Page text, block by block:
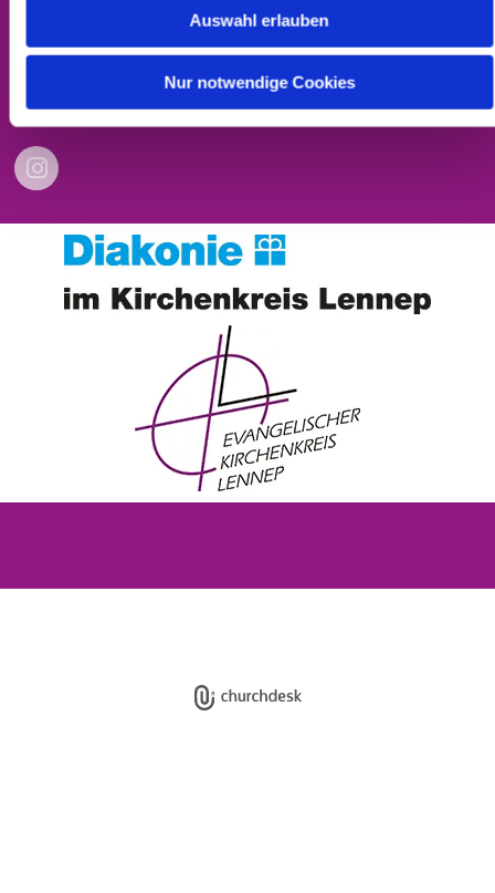
Auswahl erlauben
Nur notwendige Cookies
Datenschutzerklärung
Barrierefreiheitserklärung